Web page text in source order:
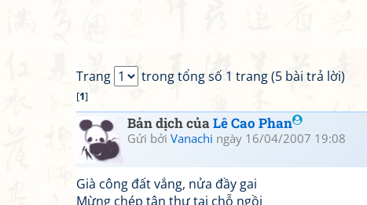
Trang trong tổng số 1 trang (5 bài trả lời)
[1]
Bản dịch củaLê Cao Phan
Gửi bởi Vanachi ngày 16/04/2007 19:08
Già công đất vắng, nửa đầy gai
Mừng chép tân thư tại chỗ ngồi